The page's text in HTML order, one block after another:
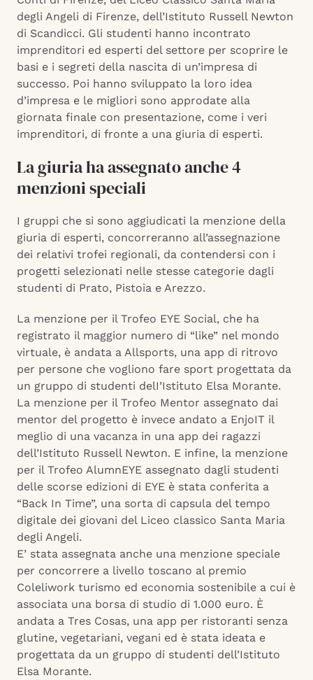
degli Angeli di Firenze, dell’Istituto Russell Newton
di Scandicci. Gli studenti hanno incontrato
imprenditori ed esperti del settore per scoprire le
basi e i segreti della nascita di un’impresa di
successo. Poi hanno sviluppato la loro idea
d’impresa e le migliori sono approdate alla
giornata finale con presentazione, come i veri
imprenditori, di fronte a una giuria di esperti.
La giuria ha assegnato anche 4
menzioni speciali
I gruppi che si sono aggiudicati la menzione della
giuria di esperti, concorreranno all’assegnazione
dei relativi trofei regionali, da contendersi con i
progetti selezionati nelle stesse categorie dagli
studenti di Prato, Pistoia e Arezzo.
La menzione per il Trofeo EYE Social, che ha
registrato il maggior numero di “like” nel mondo
virtuale, è andata a Allsports, una app di ritrovo
per persone che vogliono fare sport progettata da
un gruppo di studenti delI’Istituto Elsa Morante.
La menzione per il Trofeo Mentor assegnato dai
mentor del progetto è invece andato a EnjoIT il
meglio di una vacanza in una app dei ragazzi
dell’Istituto Russell Newton. E infine, la menzione
per il Trofeo AlumnEYE assegnato dagli studenti
delle scorse edizioni di EYE è stata conferita a
“Back In Time”, una sorta di capsula del tempo
digitale dei giovani del Liceo classico Santa Maria
degli Angeli.
E’ stata assegnata anche una menzione speciale
per concorrere a livello toscano al premio
Coleliwork turismo ed economia sostenibile a cui è
associata una borsa di studio di 1.000 euro. È
andata a Tres Cosas, una app per ristoranti senza
glutine, vegetariani, vegani ed è stata ideata e
progettata da un gruppo di studenti dell’Istituto
Elsa Morante.